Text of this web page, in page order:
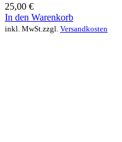
25,00 €
In den Warenkorb
inkl. MwSt. zzgl. Versandkosten